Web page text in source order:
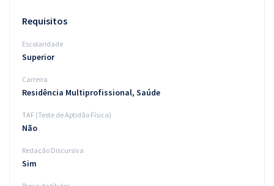
Requisitos
Escolaridade
Superior
Carreira
Residência Multiprofissional, Saúde
TAF (Teste de Aptidão Física)
Não
Redação Discursiva
Sim